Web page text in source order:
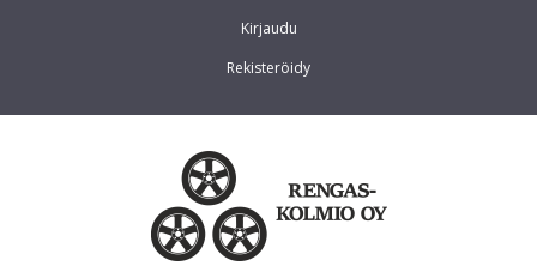
Kirjaudu
Rekisteröidy